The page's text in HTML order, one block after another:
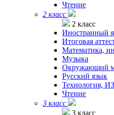
Чтение
2 класс
2 класс
Иностранный
Итоговая
Математика,
Музыка
Окружающий
Русский язык
Технология,
Чтение
3 класс
3 класс